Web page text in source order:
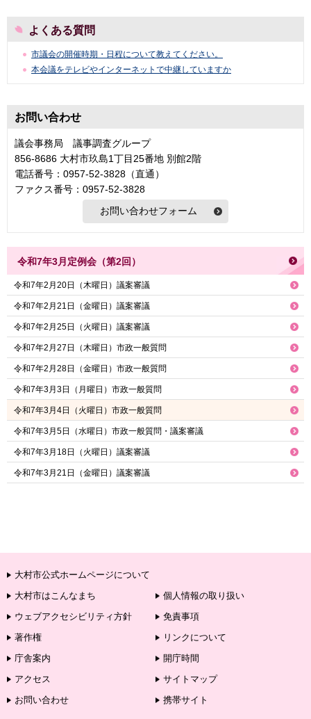
よくある質問
市議会の開催時期・日程について教えてください。
本会議をテレビやインターネットで中継していますか
お問い合わせ
議会事務局 議事調査グループ
856-8686 大村市玖島1丁目25番地 別館2階
電話番号：0957-52-3828（直通）
ファクス番号：0957-52-3828
令和7年3月定例会（第2回）
令和7年2月20日（木曜日）議案審議
令和7年2月21日（金曜日）議案審議
令和7年2月25日（火曜日）議案審議
令和7年2月27日（木曜日）市政一般質問
令和7年2月28日（金曜日）市政一般質問
令和7年3月3日（月曜日）市政一般質問
令和7年3月4日（火曜日）市政一般質問
令和7年3月5日（水曜日）市政一般質問・議案審議
令和7年3月18日（火曜日）議案審議
令和7年3月21日（金曜日）議案審議
大村市公式ホームページについて
大村市はこんなまち
個人情報の取り扱い
ウェブアクセシビリティ方針
免責事項
著作権
リンクについて
庁舎案内
開庁時間
アクセス
サイトマップ
お問い合わせ
携帯サイト